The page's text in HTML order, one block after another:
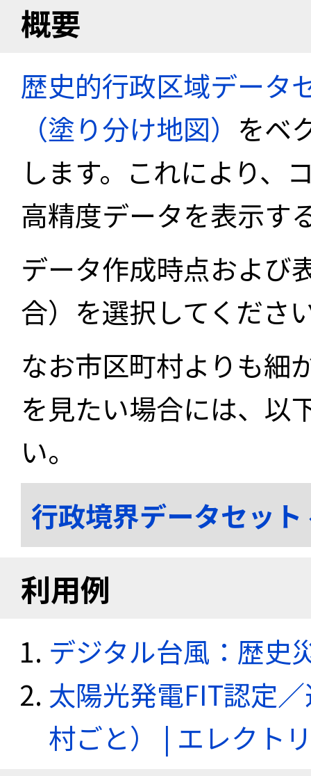
概要
歴史的行政区域データ
（塗り分け地図） をベ
します。これにより、
高精度データを表示す
データ作成時点および
合）を選択してくださ
なお市区町村よりも細
を見たい場合には、以
い。
行政境界データセッ
利用例
デジタル台風：歴史
太陽光発電FIT認定
村ごと） | エレクト